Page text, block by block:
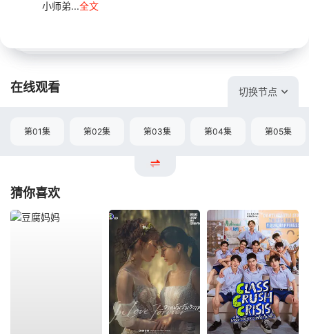
小师弟...全文
在线观看 切换节点
第01集 第02集 第03集 第04集 第05集
猜你喜欢